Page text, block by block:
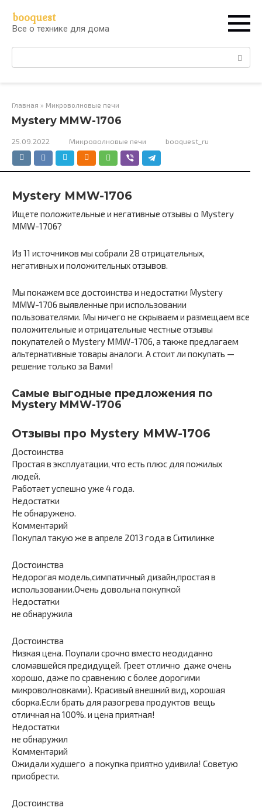
контенту
booquest
Все о технике для дома
Поиск:
Главная » Микроволновые печи
Mystery MMW-1706
25.09.2022 Микроволновые печи booquest_ru
Mystery MMW-1706
Ищете положительные и негативные отзывы о Mystery
MMW-1706?
Из 11 источников мы собрали 28 отрицательных,
негативных и положительных отзывов.
Мы покажем все достоинства и недостатки Mystery
MMW-1706 выявленные при использовании
пользователями. Мы ничего не скрываем и размещаем все
положительные и отрицательные честные отзывы
покупателей о Mystery MMW-1706, а также предлагаем
альтернативные товары аналоги. А стоит ли покупать —
решение только за Вами!
Самые выгодные предложения по
Mystery MMW-1706
Отзывы про Mystery MMW-1706
Достоинства
Простая в эксплуатации, что есть плюс для пожилых
людей.
Работает успешно уже 4 года.
Недостатки
Не обнаружено.
Комментарий
Покупал такую же в апреле 2013 года в Ситилинке
Достоинства
Недорогая модель,симпатичный дизайн,простая в
использовании.Очень довольна покупкой
Недостатки
не обнаружила
Достоинства
Низкая цена. Поупали срочно вместо неодиданно
сломавшейся предидущей. Греет отлично  даже очень
хорошо, даже по сравнению с более дорогими
микроволновками). Красивый внешний вид, хорошая
сборка.Если брать для разогрева продуктов  вещь
отличная на 100%. и цена приятная!
Недостатки
не обнаружил
Комментарий
Ожидали худшего  а покупка приятно удивила! Советую
приобрести.
Достоинства